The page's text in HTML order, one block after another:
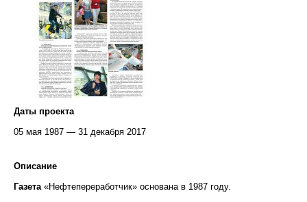
Даты проекта
05 мая 1987 — 31 декабря 2017
Описание
Газета «Нефтепереработчик» основана в 1987 году.